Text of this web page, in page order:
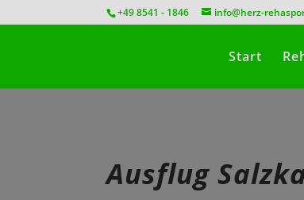
+49 8541 - 1846 info@herz-
Start
Ausflug